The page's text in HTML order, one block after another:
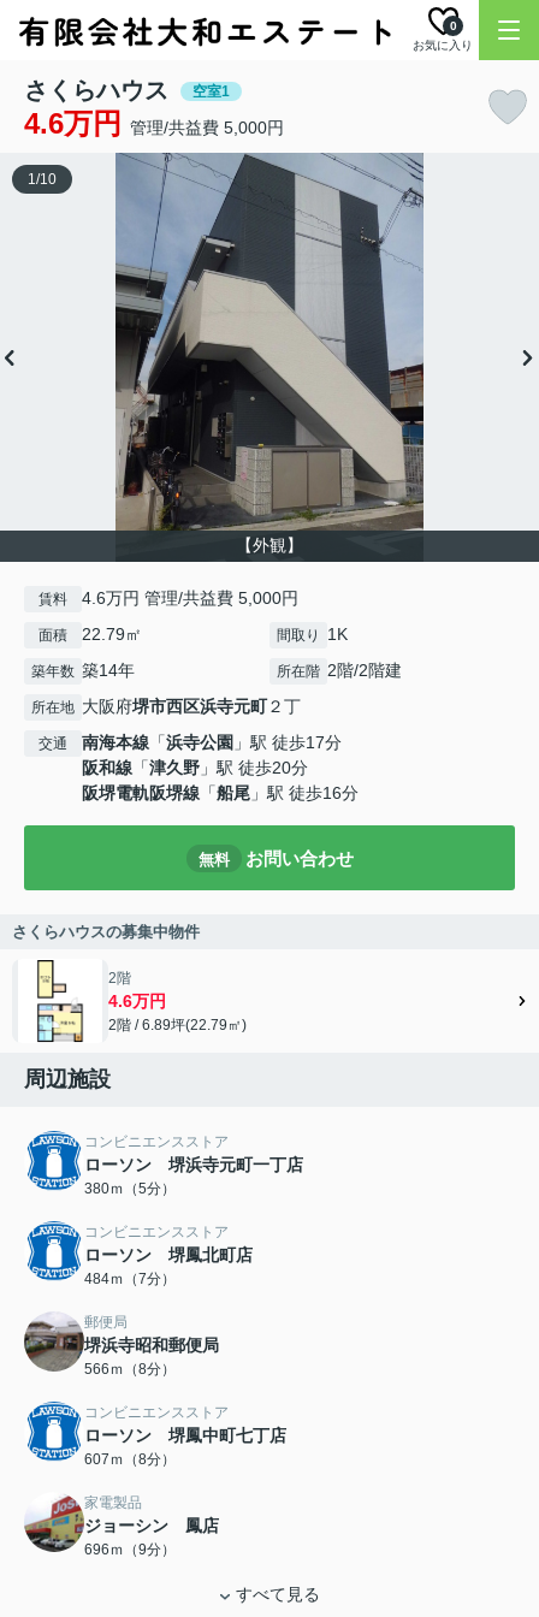
お気に入り
0
さくらハウス 空室1
4.6万円 管理/共益費 5,000円
【外観】
1/10
賃料 4.6万円 管理/共益費 5,000円
面積 22.79㎡ 間取り 1K
築年数 築14年 所在階 2階/2階建
所在地 大阪府堺市西区浜寺元町２丁
交通 南海本線 「浜寺公園 」駅 徒歩17分
阪和線 「津久野 」駅 徒歩20分
阪堺電軌阪堺線 「船尾 」駅 徒歩16分
無料 お問い合わせ
さくらハウスの募集中物件
2階
4.6万円
2階 / 6.89坪(22.79㎡)
周辺施設
コンビニエンスストア
ローソン 堺浜寺元町一丁店
380ｍ（5分）
コンビニエンスストア
ローソン 堺鳳北町店
484ｍ（7分）
郵便局
堺浜寺昭和郵便局
566ｍ（8分）
コンビニエンスストア
ローソン 堺鳳中町七丁店
607ｍ（8分）
家電製品
ジョーシン 鳳店
696ｍ（9分）
すべて見る